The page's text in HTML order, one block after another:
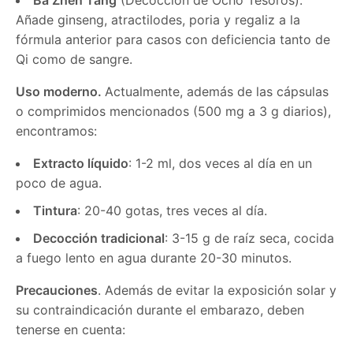
Añade ginseng, atractilodes, poria y regaliz a la
fórmula anterior para casos con deficiencia tanto de
Qi como de sangre.
Uso moderno.Actualmente, además de las cápsulas
o comprimidos mencionados (500 mg a 3 g diarios),
encontramos:
Extracto líquido: 1-2 ml, dos veces al día en un
poco de agua.
Tintura: 20-40 gotas, tres veces al día.
Decocción tradicional: 3-15 g de raíz seca, cocida
a fuego lento en agua durante 20-30 minutos.
Precauciones. Además de evitar la exposición solar y
su contraindicación durante el embarazo, deben
tenerse en cuenta: